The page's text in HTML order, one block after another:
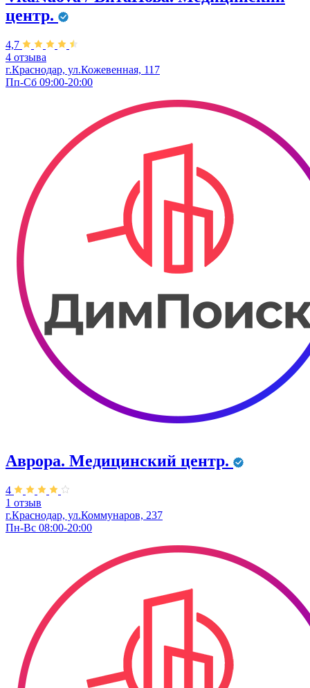
центр.
4,7
4 отзыва
г.Краснодар, ул.Кожевенная, 117
Пп-Сб 09:00-20:00
Аврора. Медицинский центр.
4
1 отзыв
г.Краснодар, ул.Коммунаров, 237
Пн-Вс 08:00-20:00